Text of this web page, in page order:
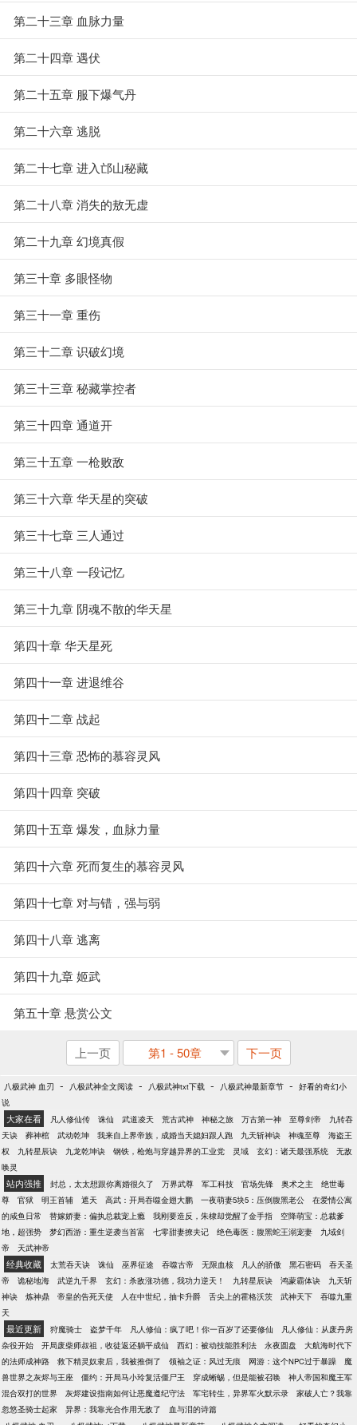
第二十三章 血脉力量
第二十四章 遇伏
第二十五章 服下爆气丹
第二十六章 逃脱
第二十七章 进入邙山秘藏
第二十八章 消失的敖无虚
第二十九章 幻境真假
第三十章 多眼怪物
第三十一章 重伤
第三十二章 识破幻境
第三十三章 秘藏掌控者
第三十四章 通道开
第三十五章 一枪败敌
第三十六章 华天星的突破
第三十七章 三人通过
第三十八章 一段记忆
第三十九章 阴魂不散的华天星
第四十章 华天星死
第四十一章 进退维谷
第四十二章 战起
第四十三章 恐怖的慕容灵风
第四十四章 突破
第四十五章 爆发，血脉力量
第四十六章 死而复生的慕容灵风
第四十七章 对与错，强与弱
第四十八章 逃离
第四十九章 姬武
第五十章 悬赏公文
上一页 第1 - 50章 下一页
八极武神 血刃 - 八极武神全文阅读 - 八极武神txt下载 - 八极武神最新章节 - 好看的奇幻小
说
大家在看 凡人修仙传 诛仙 武道凌天 荒古武神 神秘之旅 万古第一神 至尊剑帝
九转吞
天诀
葬神棺 武动乾坤 我来自上界帝族，成婚当天媳妇跟人跑 九天斩神诀 神魂至尊
海盗王
权
九转星辰诀 九龙乾坤诀 钢铁，枪炮与穿越异界的工业党 灵域 玄幻：诸天最强系统
无敌
唤灵
站内强推 封总，太太想跟你离婚很久了 万界武尊 军工科技 官场先锋 奥术之主
绝世毒
尊
官狱 明王首辅 遮天 高武：开局吞噬金翅大鹏 一夜萌妻5块5：压倒腹黑老公
在爱情公寓
的咸鱼日常
替嫁娇妻：偏执总裁宠上瘾 我刚要造反，朱棣却觉醒了金手指
空降萌宝：总裁爹
地，超强势
梦幻西游：重生逆袭当首富 七零甜妻撩夫记 绝色毒医：腹黑蛇王溺宠妻
九域剑
帝
天武神帝
经典收藏 太荒吞天诀 诛仙 巫界征途 吞噬古帝 无限血核 凡人的骄傲 黑石密码
吞天圣
帝
诡秘地海 武逆九千界 玄幻：杀敌涨功德，我功力逆天！ 九转星辰诀 鸿蒙霸体诀
九天斩
神诀
炼神鼎 帝皇的告死天使 人在中世纪，抽卡升爵 舌尖上的霍格沃茨 武神天下
吞噬九重
天
最近更新 狩魔骑士 盗梦千年 凡人修仙：疯了吧！你一百岁了还要修仙
凡人修仙：从废丹房
杂役开始
开局废柴师叔祖，收徒返还躺平成仙 西幻：被动技能胜利法 永夜圆盘
大航海时代下
的法师成神路
救下精灵奴隶后，我被推倒了 领袖之证：风过无痕 网游：这个NPC过于暴躁
魔
兽世界之灰烬与王座
僵约：开局马小玲复活僵尸王 穿成蜥蜴，但是能被召唤
神人帝国和魔王军
混合双打的世界
灰烬建设指南如何让恶魔遵纪守法 军宅转生，异界军火默示录
家破人亡？我靠
忽悠圣骑士起家
异界：我靠光合作用无敌了
血与泪的诗篇